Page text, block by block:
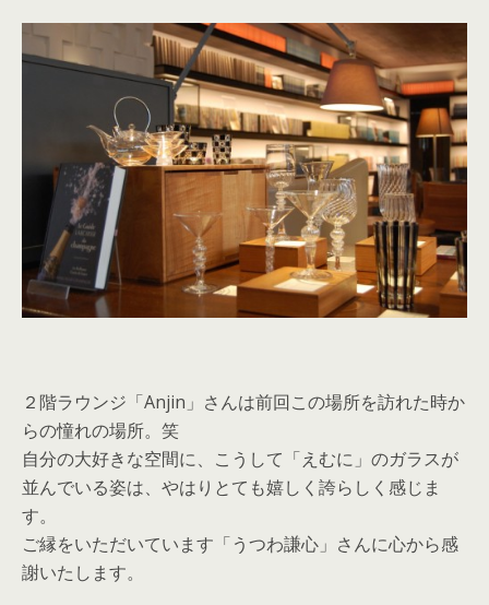
２階ラウンジ「Anjin」さんは前回この場所を訪れた時か
らの憧れの場所。笑
自分の大好きな空間に、こうして「えむに」のガラスが
並んでいる姿は、やはりとても嬉しく誇らしく感じま
す。
ご縁をいただいています「うつわ謙心」さんに心から感
謝いたします。